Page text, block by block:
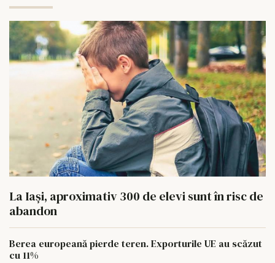
La Iași, aproximativ 300 de elevi sunt în risc de
abandon
Berea europeană pierde teren. Exporturile UE au scăzut
cu 11%